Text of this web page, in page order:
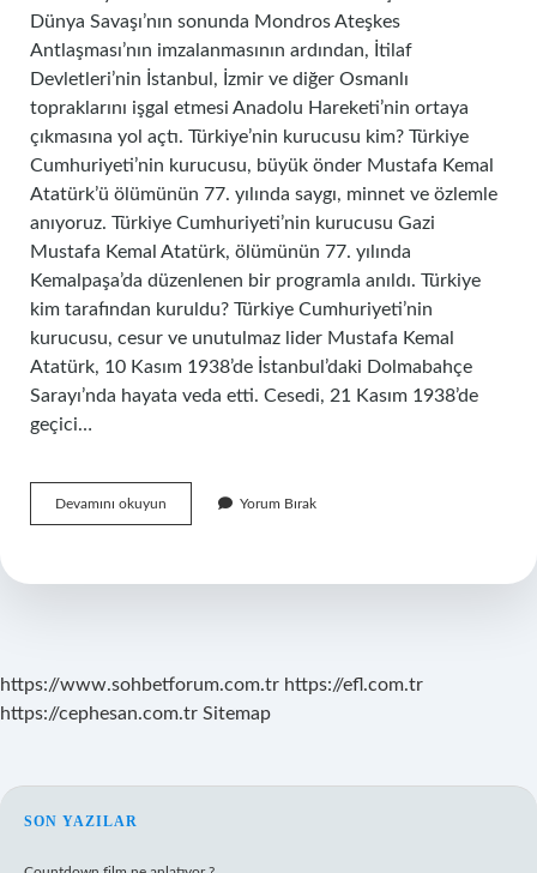
Dünya Savaşı’nın sonunda Mondros Ateşkes
Antlaşması’nın imzalanmasının ardından, İtilaf
Devletleri’nin İstanbul, İzmir ve diğer Osmanlı
topraklarını işgal etmesi Anadolu Hareketi’nin ortaya
çıkmasına yol açtı. Türkiye’nin kurucusu kim? Türkiye
Cumhuriyeti’nin kurucusu, büyük önder Mustafa Kemal
Atatürk’ü ölümünün 77. yılında saygı, minnet ve özlemle
anıyoruz. Türkiye Cumhuriyeti’nin kurucusu Gazi
Mustafa Kemal Atatürk, ölümünün 77. yılında
Kemalpaşa’da düzenlenen bir programla anıldı. Türkiye
kim tarafından kuruldu? Türkiye Cumhuriyeti’nin
kurucusu, cesur ve unutulmaz lider Mustafa Kemal
Atatürk, 10 Kasım 1938’de İstanbul’daki Dolmabahçe
Sarayı’nda hayata veda etti. Cesedi, 21 Kasım 1938’de
geçici…
Devamını okuyun Ülkemizi
Kim
Yorum Bırak
https://www.sohbetforum.com.tr https://efl.com.tr
https://cephesan.com.tr Sitemap
SIDEBAR
SON YAZILAR